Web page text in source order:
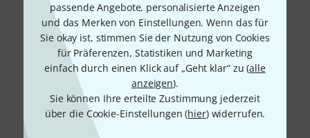
passende Angebote, personalisierte Anzeigen
und das Merken von Einstellungen. Wenn das für
Sie okay ist, stimmen Sie der Nutzung von Cookies
für Präferenzen, Statistiken und Marketing
einfach durch einen Klick auf „Geht klar“ zu (alle
anzeigen).
Sie können Ihre erteilte Zustimmung jederzeit
über die Cookie-Einstellungen (hier) widerrufen.
Gefällt Ihnen, was Sie sehen?
Teilen Hilfe & Feedback